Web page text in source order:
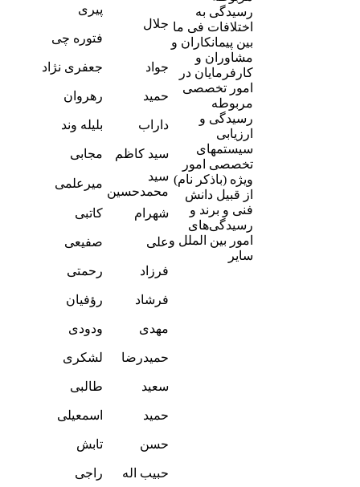
رسیدگی به
اختلافات فی ما
بین پیمانکاران و
مشاوران و
کارفرمایان در
امور تخصصی
مربوطه
رسیدگی و
ارزیابی
سیستمهای
تخصصی امور
ویژه (باذکر نام)
از قبیل دانش
فنی و برند و
رسیدگی‌های
امور بین الملل و
سایر
جلال
پیری
فتوره چی
جواد
جعفری نژاد
حمید
رهروان
داراب
بلیله وند
سید کاظم
مجابی
سید
محمدحسین
میرعلمی
شهرام
کاتبی
علی
صفیعی
فرزاد
رحمتی
فرشاد
رؤفیان
مهدی
ودودی
حمیدرضا
لشکری
سعید
طالبی
حمید
اسمعیلی
حسن
تابش
حبیب اله
راجی